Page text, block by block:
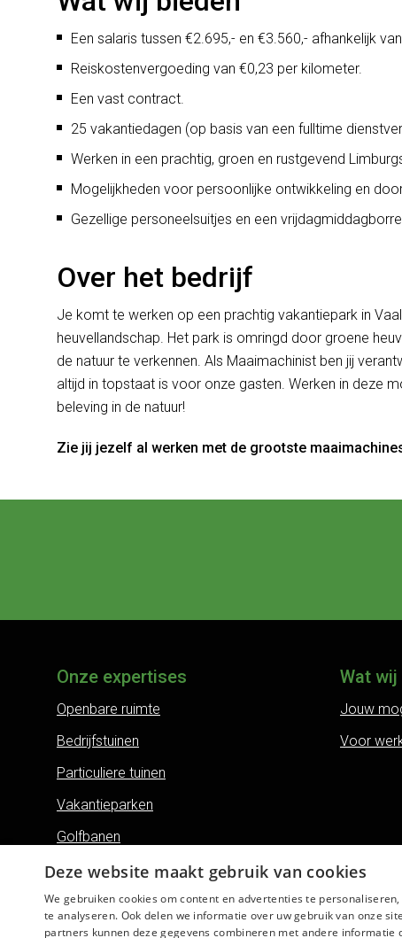
Een salaris tussen €2.695,- en €3.560,- afhankelijk
Reiskostenvergoeding van €0,23 per kilometer.
Een vast contract.
25 vakantiedagen (op basis van een fulltime
Werken in een prachtig, groen en rustgevend
Mogelijkheden voor persoonlijke ontwikkeling en
Gezellige personeelsuitjes en een
Over het bedrijf
Je komt te werken op een prachtig vakantiepark in
heuvellandschap. Het park is omringd door groene
de natuur te verkennen. Als Maaimachinist ben jij
altijd in topstaat is voor onze gasten. Werken in deze
beleving in de natuur!
Zie jij jezelf al werken met de grootste
Onze expertises
Openbare ruimte
Bedrijfstuinen
Particuliere tuinen
Vakantieparken
Golfbanen
Land- en erfgoederen
Bos- en natuurbeheer
Boomverzorging
Wat wij
Jouw
Voor
Deze website maakt gebruik van cookies
We gebruiken cookies om content en advertenties te
te analyseren. Ook delen we informatie over uw gebruik van onze
partners kunnen deze gegevens combineren met andere